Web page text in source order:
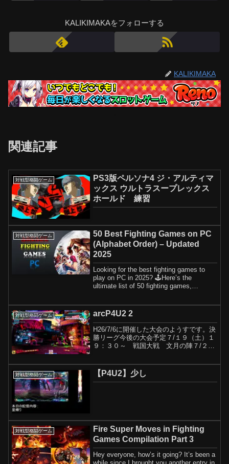
KALIKIMAKAをフォローする
KALIKIMAKA
関連記事
対戦型格闘ゲーム
PS3版ペルソナ4 ジ・アルティマ
ックス ウルトラスープレックス
ホールド 練習
対戦型格闘ゲーム
50 Best Fighting Games on PC
(Alphabet Order) – Updated
2025
Looking for the best fighting games to
play on PC in 2025? 🕹️Here’s the
ultimate list of 50 fighting games,
対戦型格闘ゲーム arcP4U2 2
H26/7/6に開催した大会のようすです。決
勝リーグ今後の大会予定７/１９（土）１
９：３０～ 戦国大戦 文月の陣７/２６
８：００～ コードオブジョーカー １
周年記念４...
対戦型格闘ゲーム 【P4U2】少し
対戦型格闘ゲーム
Fire Super Moves in Fighting
Games Compilation Part 3
Hey everyone, how’s it going? It’s been a